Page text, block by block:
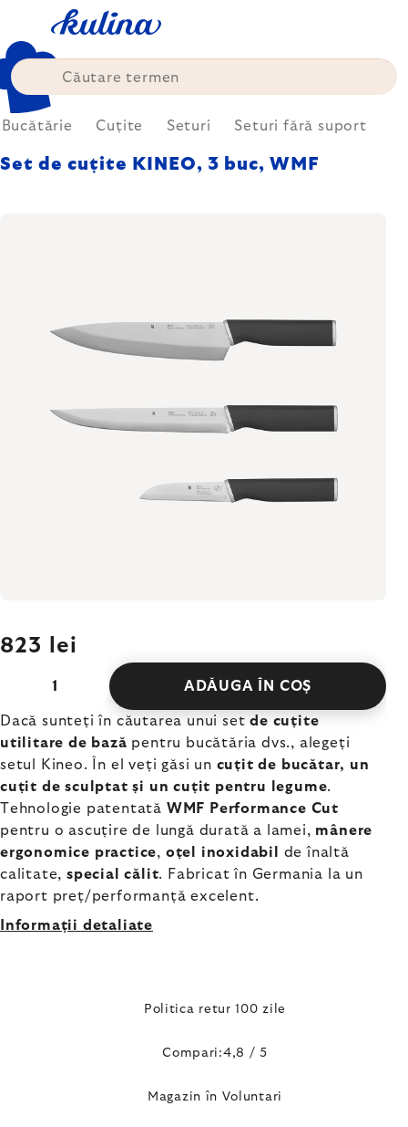
conținut
Bucătărie Cuțite Seturi Seturi fără suport
Set de cuțite KINEO, 3 buc, WMF
823 lei
ADĂUGA ÎN COŞ
Dacă sunteți în căutarea unui setde cuțite
utilitare de bază pentru bucătăria dvs., alegeți
setul Kineo. În el veți găsi un cuțit de bucătar, un
cuțit de sculptat și un cuțit pentru legume.
Tehnologie patentată WMF Performance Cut
pentru o ascuțire de lungă durată a lamei, mânere
ergonomice practice, oțel inoxidabil
de înaltă
calitate, special călit. Fabricat în Germania la un
raport preț/performanță excelent.
Informaţii detaliate
Politica retur 100 zile
Compari:4,8 / 5
Magazin în Voluntari